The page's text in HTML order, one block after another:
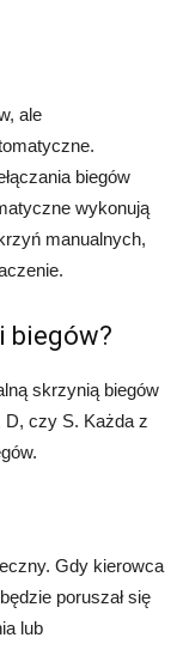
ale
biegów
wykonują
manualnych,
biegów?
skrzynią biegów
D, czy S. Każda z
Gdy kierowca
poruszał się
lub